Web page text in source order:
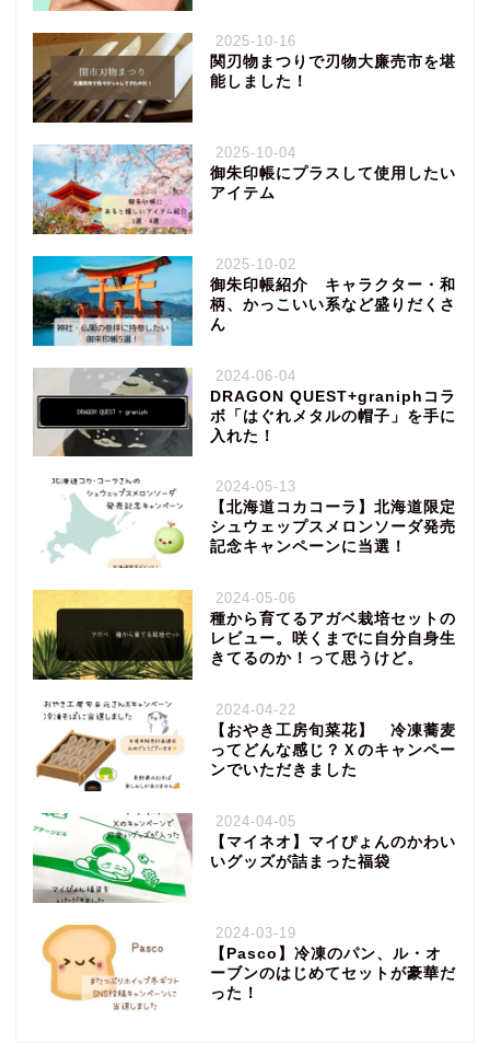
2025-10-16
関刃物まつりで刃物大廉売市を堪
能しました！
2025-10-04
御朱印帳にプラスして使用したい
アイテム
2025-10-02
御朱印帳紹介 キャラクター・和
柄、かっこいい系など盛りだくさ
ん
2024-06-04
DRAGON QUEST+graniphコラ
ボ「はぐれメタルの帽子」を手に
入れた！
2024-05-13
【北海道コカコーラ】北海道限定
シュウェップスメロンソーダ発売
記念キャンペーンに当選！
2024-05-06
種から育てるアガベ栽培セットの
レビュー。咲くまでに自分自身生
きてるのか！って思うけど。
2024-04-22
【おやき工房旬菜花】 冷凍蕎麦
ってどんな感じ？Ｘのキャンペー
ンでいただきました
2024-04-05
【マイネオ】マイぴょんのかわい
いグッズが詰まった福袋
2024-03-19
【Pasco】冷凍のパン、ル・オ
ーブンのはじめてセットが豪華だ
った！